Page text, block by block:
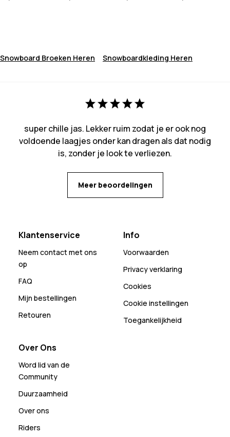
Snowboard Broeken Heren Snowboardkleding Heren
super chille jas. Lekker ruim zodat je er ook nog
voldoende laagjes onder kan dragen als dat nodig
is, zonder je look te verliezen.
Meer beoordelingen
Klantenservice
Neem contact met ons
op
FAQ
Mijn bestellingen
Retouren
Info
Voorwaarden
Privacy verklaring
Cookies
Cookie instellingen
Toegankelijkheid
Over Ons
Word lid van de
Community
Duurzaamheid
Over ons
Riders